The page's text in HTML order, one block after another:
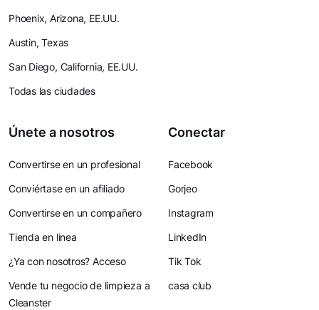
Phoenix, Arizona, EE.UU.
Austin, Texas
San Diego, California, EE.UU.
Todas las ciudades
Únete a nosotros
Convertirse en un profesional
Conviértase en un afiliado
Convertirse en un compañero
Tienda en linea
¿Ya con nosotros? Acceso
Vende tu negocio de limpieza a
Cleanster
Conectar
Facebook
Gorjeo
Instagram
LinkedIn
Tik Tok
casa club